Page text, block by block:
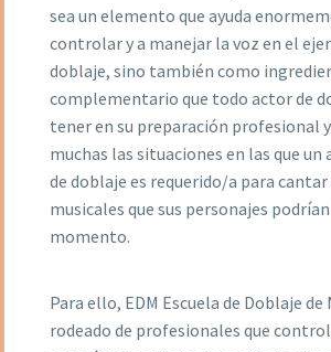
sea un elemento que ayuda
controlar y a manejar la voz en el
doblaje, sino también como
complementario que todo actor de
tener en su preparación profesional
muchas las situaciones en las que
de doblaje es requerido/a para
musicales que sus personajes
momento.
Para ello, EDM Escuela de Doblaje de
rodeado de profesionales que